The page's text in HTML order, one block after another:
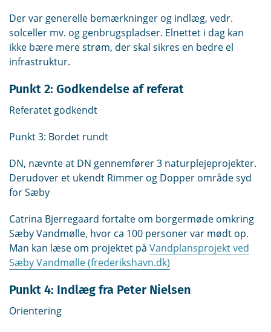
Der var generelle bemærkninger og indlæg, vedr.
solceller mv. og genbrugspladser. Elnettet i dag kan
ikke bære mere strøm, der skal sikres en bedre el
infrastruktur.
Punkt 2: Godkendelse af referat
Referatet godkendt
Punkt 3: Bordet rundt
DN, nævnte at DN gennemfører 3 naturplejeprojekter.
Derudover et ukendt Rimmer og Dopper område syd
for Sæby
Catrina Bjerregaard fortalte om borgermøde omkring
Sæby Vandmølle, hvor ca 100 personer var mødt op.
Man kan læse om projektet på Vandplansprojekt ved
Sæby Vandmølle (frederikshavn.dk)
Punkt 4: Indlæg fra Peter Nielsen
Orientering